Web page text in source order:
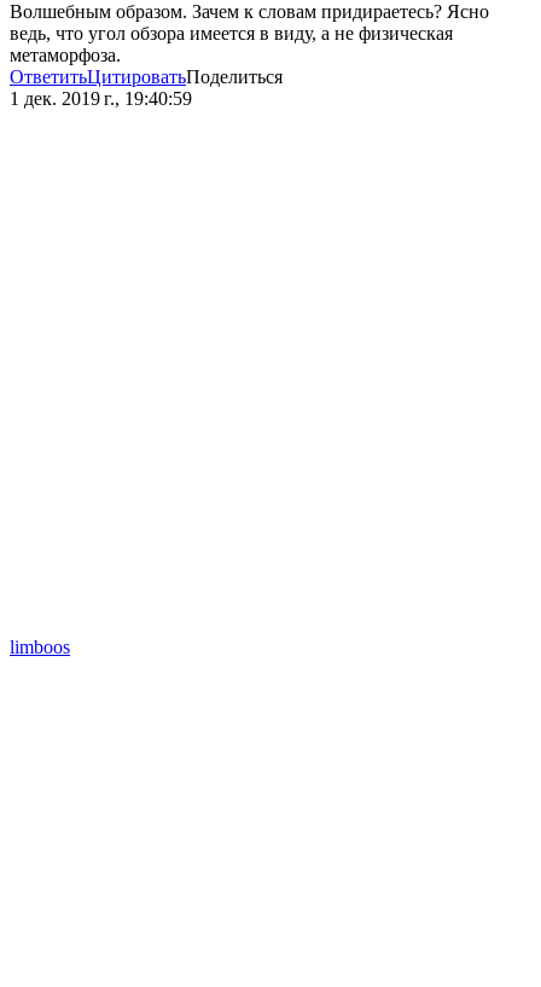
Волшебным образом. Зачем к словам придираетесь? Ясно
ведь, что угол обзора имеется в виду, а не физическая
метаморфоза.
ОтветитьЦитироватьПоделиться
1 дек. 2019 г., 19:40:59
limboos